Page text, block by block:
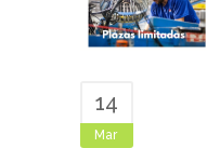
14
Mar